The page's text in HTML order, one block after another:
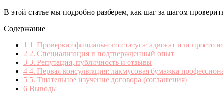
В этой статье мы подробно разберем, как шаг за шагом
Содержание
1 1. Проверка официального статуса: адвокат или просто
2 2. Специализация и подтвержденный опыт
3 3. Репутация, публичность и отзывы
4 4. Первая консультация: лакмусовая бумажка
5 5. Тщательное изучение договора (соглашения)
6 Выводы